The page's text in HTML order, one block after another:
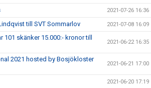
2021-07-26 16:36
till SVT Sommarlov 2021-07-08 16:09
101 skänker 15.000:- kronor till
2021-06-22 16:35
2021 hosted by Bosjökloster
2021-06-21 17:00
2021-06-20 17:19